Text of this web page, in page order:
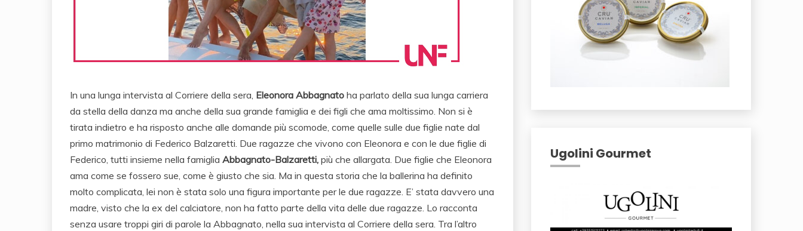
In una lunga intervista al Corriere della sera, Eleonora Abbagnato ha parlato della sua lunga carriera
da stella della danza ma anche della sua grande famiglia e dei figli che ama moltissimo. Non si è
tirata indietro e ha risposto anche alle domande più scomode, come quelle sulle due figlie nate dal
primo matrimonio di Federico Balzaretti. Due ragazze che vivono con Eleonora e con le due figlie di
Federico, tutti insieme nella famiglia Abbagnato-Balzaretti, più che allargata. Due figlie che Eleonora
ama come se fossero sue, come è giusto che sia. Ma in questa storia che la ballerina ha definito
molto complicata, lei non è stata solo una figura importante per le due ragazze. E’ stata davvero una
madre, visto che la ex del calciatore, non ha fatto parte della vita delle due ragazze. Lo racconta
senza usare troppi giri di parole la Abbagnato, nella sua intervista al Corriere della sera. Tra l’altro
Ugolini Gourmet